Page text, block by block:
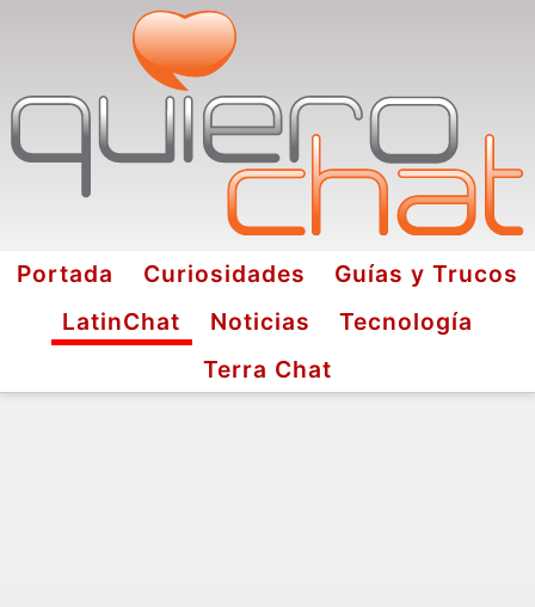
Portada Curiosidades
Guías y Trucos
LatinChat
Noticias
Tecnología
Terra Chat